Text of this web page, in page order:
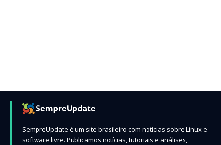
SempreUpdate é um site brasileiro com notícias sobre Linux e
software livre. Publicamos notícias, tutoriais e análises,